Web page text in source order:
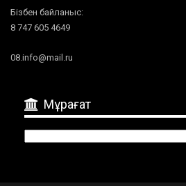
Бізбен байланыс:
8 747 605 4649
08.info@mail.ru
Мұрағат